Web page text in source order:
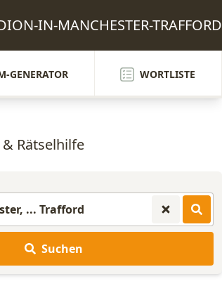
IN-MANCHESTER-TRAFFORD
GENERATOR WORTLISTE
Rätselhilfe
Suchen